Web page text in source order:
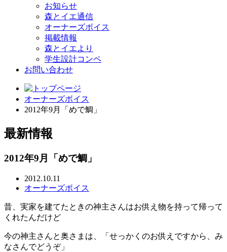
お知らせ
森とイエ通信
オーナーズボイス
掲載情報
森とイエより
学生設計コンペ
お問い合わせ
オーナーズボイス
2012年9月「めで鯛」
最新情報
2012年9月「めで鯛」
2012.10.11
オーナーズボイス
昔、実家を建てたときの神主さんはお供え物を持って帰って
くれたんだけど
今の神主さんと奥さまは、「せっかくのお供えですから、み
なさんでどうぞ」